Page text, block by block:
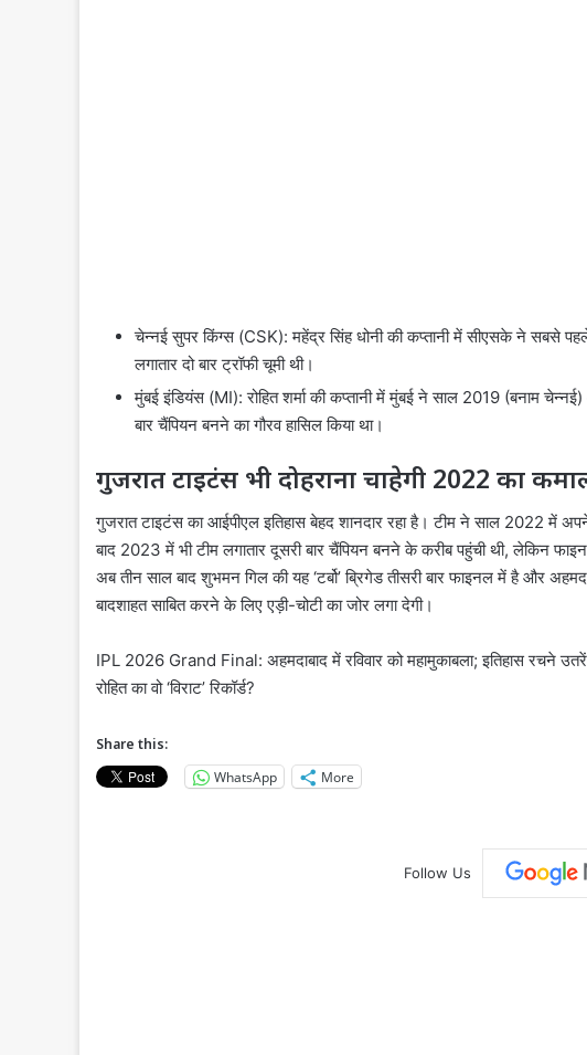
चेन्नई सुपर किंग्स (CSK): महेंद्र सिंह धोनी की कप्तानी में सीएसके ने सबसे
लगातार दो बार ट्रॉफी चूमी थी।
मुंबई इंडियंस (MI): रोहित शर्मा की कप्तानी में मुंबई ने साल 2019 (बनाम
बार चैंपियन बनने का गौरव हासिल किया था।
गुजरात टाइटंस भी दोहराना चाहेगी 2022 का
गुजरात टाइटंस का आईपीएल इतिहास बेहद शानदार रहा है। टीम ने साल 2022 में
बाद 2023 में भी टीम लगातार दूसरी बार चैंपियन बनने के करीब पहुंची थी, लेकिन
अब तीन साल बाद शुभमन गिल की यह ‘टर्बो’ ब्रिगेड तीसरी बार फाइनल में है और
बादशाहत साबित करने के लिए एड़ी-चोटी का जोर लगा देगी।
IPL 2026 Grand Final: अहमदाबाद में रविवार को महामुकाबला; इतिहास रचने
रोहित का वो ‘विराट’ रिकॉर्ड?
Share this:
WhatsApp
More
Follow Us